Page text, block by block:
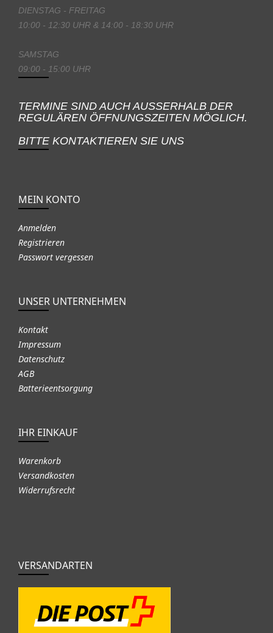
DIENSTAG - FREITAG
10:00 - 12:30 UHR & 14:00 - 18:30 UHR
SAMSTAG
09:00 - 15:00 UHR
TERMINE SIND AUCH AUSSERHALB DER
REGULÄREN ÖFFNUNGSZEITEN MÖGLICH.
BITTE KONTAKTIEREN SIE UNS
MEIN KONTO
Anmelden
Registrieren
Passwort vergessen
UNSER UNTERNEHMEN
Kontakt
Impressum
Datenschutz
AGB
Batterieentsorgung
IHR EINKAUF
Warenkorb
Versandkosten
Widerrufsrecht
VERSANDARTEN